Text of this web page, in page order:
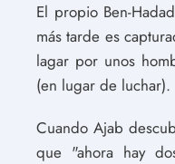
El propio Ben-
más tarde es
lagar por unos
(en lugar de luchar).
Cuando Ajab
que "ahora hay